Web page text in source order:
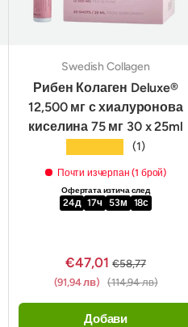
Swedish Collagen
Рибен Колаген Deluxe®
12,500 мг с хиалуронова
киселина 75 мг 30 x 25ml
(1)
Почти изчерпан (1 брой)
Офертата изтича след
24д 17ч 53м 17с
€47,01 €58,77
(91,94 лв) (114,94 лв)
Добави